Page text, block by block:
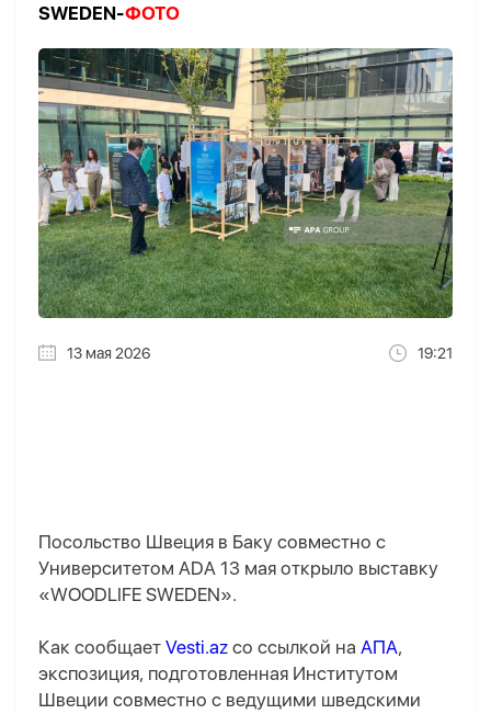
SWEDEN-ФОТО
13 мая 2026 19:21
Посольство Швеция в Баку совместно с
Университетом ADA 13 мая открыло выставку
«WOODLIFE SWEDEN».
Как сообщает Vesti.az со ссылкой на АПА,
экспозиция, подготовленная Институтом
Швеции совместно с ведущими шведскими